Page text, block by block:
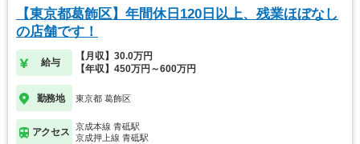
【東京都葛飾区】年間休日120日以上、残業ほぼなし
の店舗です！
給与
【月収】30.0万円
【年収】450万円～600万円
勤務地 東京都 葛飾区
アクセス
京成本線 青砥駅
京成押上線 青砥駅